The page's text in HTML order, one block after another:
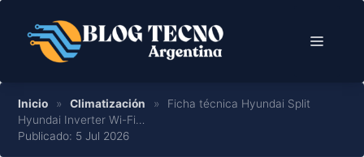
contenido
Menú
Inicio » Climatización »
Ficha técnica Hyundai Split
Hyundai Inverter Wi-Fi…
Publicado: 5 Jul 2026